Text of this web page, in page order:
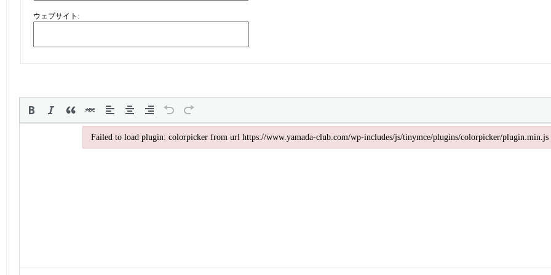
ウェブサイト:
Failed to load plugin: colorpicker from url https://www.yamada-club.com/wp-includes/js/tinymce/plugins/colorpicker/plugin.min.js
Failed to load plugin: colorpicker from url https://www.yamada-club.com/wp-includes/js/tinymce/plugins/colorpicker/plugin.min.js